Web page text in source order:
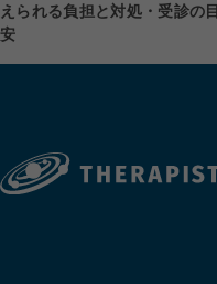
えられる負担と対処・受診の目
安